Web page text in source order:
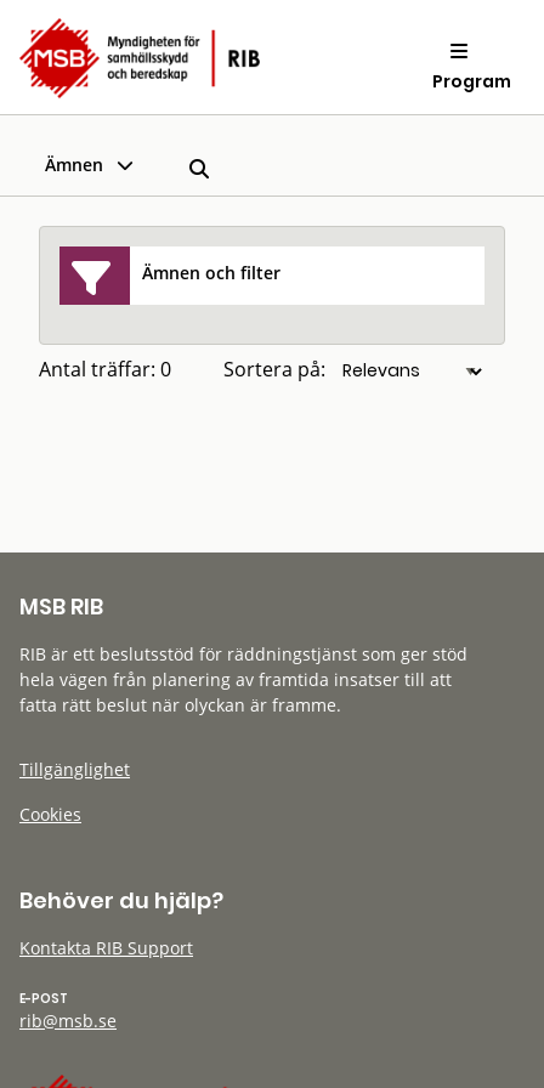
Program
Ämnen
Ämnen och filter
Antal träffar: 0 Sortera på:
MSB RIB
RIB är ett beslutsstöd för räddningstjänst som ger stöd
hela vägen från planering av framtida insatser till att
fatta rätt beslut när olyckan är framme.
Tillgänglighet
Cookies
Behöver du hjälp?
Kontakta RIB Support
E-POST
rib@msb.se